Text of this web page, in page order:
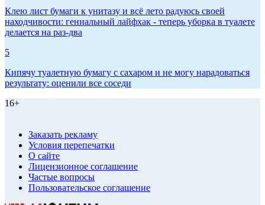
Клею лист бумаги к унитазу и всё лето радуюсь своей
находчивости: гениальный лайфхак - теперь уборка в туалете
делается на раз-два
5
Кипячу туалетную бумагу с сахаром и не могу нарадоваться
результату: оценили все соседи
16+
Заказать рекламу
Условия перепечатки
О сайте
Лицензионное соглашение
Частые вопросы
Пользовательское соглашение